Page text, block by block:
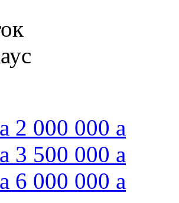
2 000 000 a
3 500 000 a
6 000 000 a